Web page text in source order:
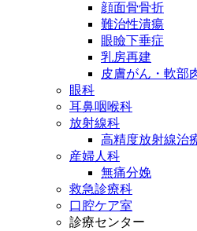
顔面骨骨折
難治性潰瘍
眼瞼下垂症
乳房再建
皮膚がん・軟部
眼科
耳鼻咽喉科
放射線科
高精度放射線治
産婦人科
無痛分娩
救急診療科
口腔ケア室
診療センター